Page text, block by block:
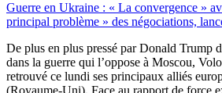
Guerre en Ukraine : « La convergence »
principal problème » des négociations,
De plus en plus pressé par Donald Trump
dans la guerre qui l’oppose à Moscou,
retrouvé ce lundi ses principaux alliés